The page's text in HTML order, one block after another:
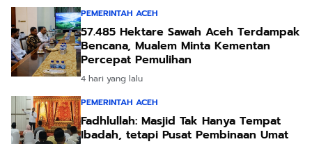
PEMERINTAH ACEH
57.485 Hektare Sawah Aceh Terdampak
Bencana, Mualem Minta Kementan
Percepat Pemulihan
4 hari yang lalu
PEMERINTAH ACEH
Fadhlullah: Masjid Tak Hanya Tempat
Ibadah, tetapi Pusat Pembinaan Umat